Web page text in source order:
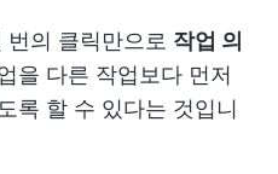
의 클릭만으로 작업 의
을 다른 작업보다 먼저
록 할 수 있다는 것입니